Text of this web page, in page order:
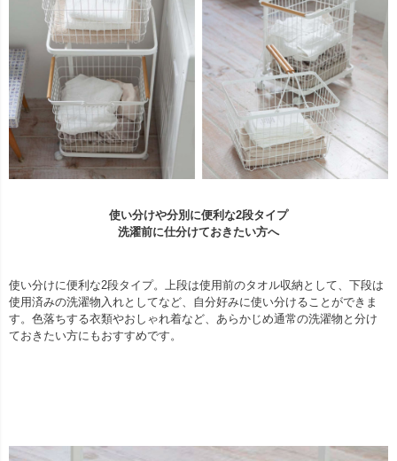
使い分けや分別に便利な2段タイプ
洗濯前に仕分けておきたい方へ
使い分けに便利な2段タイプ。上段は使用前のタオル収納として、下段は
使用済みの洗濯物入れとしてなど、自分好みに使い分けることができま
す。色落ちする衣類やおしゃれ着など、あらかじめ通常の洗濯物と分け
ておきたい方にもおすすめです。